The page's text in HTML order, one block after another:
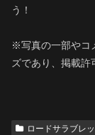
う！
※写真の一部やコ
ズであり、掲載許
ロードサラブレ